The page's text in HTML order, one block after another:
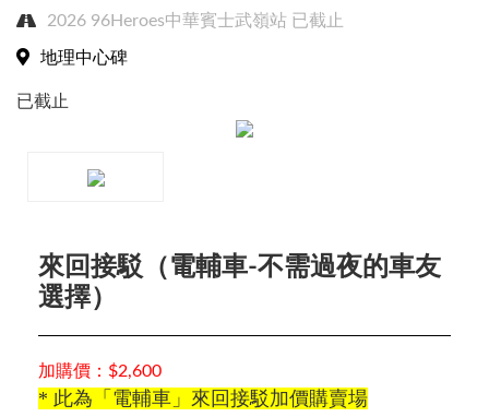
2026 96Heroes中華賓士武嶺站 已截止
地理中心碑
已截止
來回接駁（電輔車-不需過夜的車友
選擇）
加購價：$2,600
* 此為「電輔車」來回接駁加價購賣場
賽事搜尋